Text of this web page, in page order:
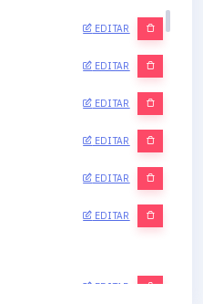
EDITAR
EDITAR
EDITAR
EDITAR
EDITAR
EDITAR
EDITAR